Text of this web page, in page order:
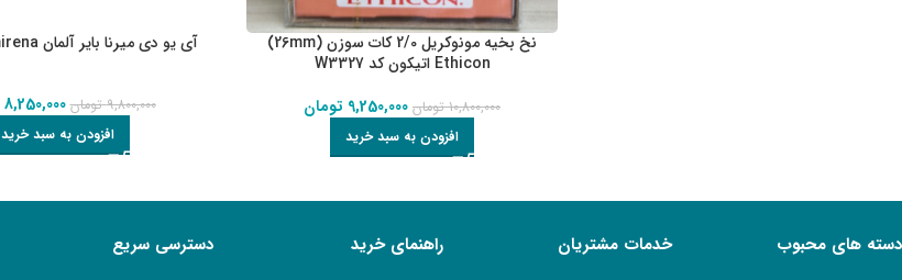
نخ بخیه مونوکریل 2/0 کات سوزن (26mm)
Ethicon اتیکون کد W3327
10,800,000 تومان 9,250,000 تومان
افزودن به سبد خرید
آی یو دی میرنا بایر آلمان mirena (اورجینال)
9,800,000 تومان 8,250,000
افزودن به سبد خرید
دسته های محبوب خدمات مشتریان راهنمای خرید دسترسی سریع